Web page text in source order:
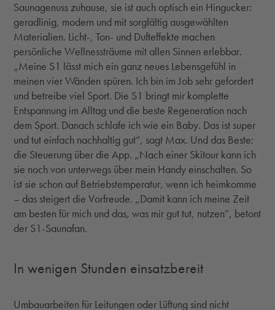
Saunagenuss zuhause, sie ist auch optisch ein Hingucker:
geradlinig, modern und mit sorgfältig ausgewählten
Materialien. Licht-, Ton- und Dufteffekte machen
persönliche Wellnessträume mit allen Sinnen erlebbar.
„Meine S1 lässt mich ein ganz neues Lebensgefühl in
meinen vier Wänden spüren. Ich bin im Job sehr gefordert
und betreibe viel Sport. Die S1 bringt mir komplette
Entspannung im Alltag und die beste Regeneration nach
dem Sport. Danach schlafe ich wie ein Baby. Das ist super
und tut einfach nachhaltig gut“, sagt Max. Und das Beste:
die Steuerung über die App. „Nach einer Skitour kann ich
sie noch von unterwegs über mein Handy einschalten. So
ist sie schon auf Betriebstemperatur, wenn ich heimkomme
– das steigert die Vorfreude. „Damit kann ich meine Zeit
am besten für mich und das, was mir gut tut, nutzen“, betont
der S1-Saunafan.
In wenigen Stunden einsatzbereit
Umbauarbeiten für Leitungen oder Lüftung sind nicht